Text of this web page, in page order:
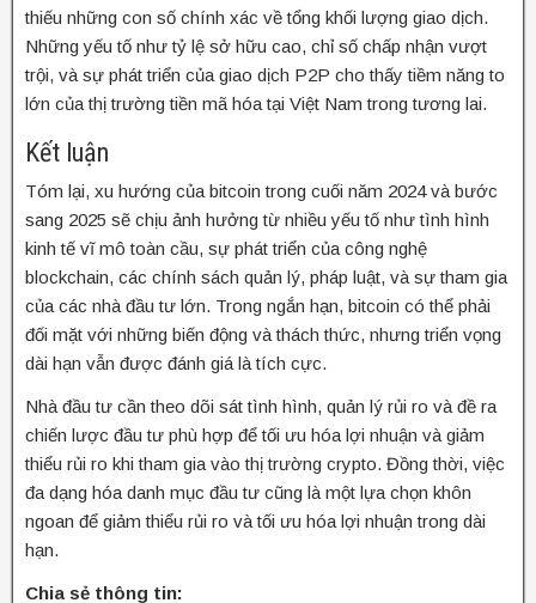
thiếu những con số chính xác về tổng khối lượng giao dịch.
Những yếu tố như tỷ lệ sở hữu cao, chỉ số chấp nhận vượt
trội, và sự phát triển của giao dịch P2P cho thấy tiềm năng to
lớn của thị trường tiền mã hóa tại Việt Nam trong tương lai.
Kết luận
Tóm lại, xu hướng của bitcoin trong cuối năm 2024 và bước
sang 2025 sẽ chịu ảnh hưởng từ nhiều yếu tố như tình hình
kinh tế vĩ mô toàn cầu, sự phát triển của công nghệ
blockchain, các chính sách quản lý, pháp luật, và sự tham gia
của các nhà đầu tư lớn. Trong ngắn hạn, bitcoin có thể phải
đối mặt với những biến động và thách thức, nhưng triển vọng
dài hạn vẫn được đánh giá là tích cực.
Nhà đầu tư cần theo dõi sát tình hình, quản lý rủi ro và đề ra
chiến lược đầu tư phù hợp để tối ưu hóa lợi nhuận và giảm
thiểu rủi ro khi tham gia vào thị trường crypto. Đồng thời, việc
đa dạng hóa danh mục đầu tư cũng là một lựa chọn khôn
ngoan để giảm thiểu rủi ro và tối ưu hóa lợi nhuận trong dài
hạn.
Chia sẻ thông tin: